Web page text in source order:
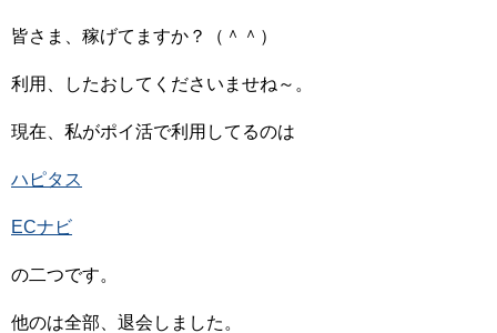
皆さま、稼げてますか？（＾＾）
利用、したおしてくださいませね～。
現在、私がポイ活で利用してるのは
ハピタス
ECナビ
の二つです。
他のは全部、退会しました。